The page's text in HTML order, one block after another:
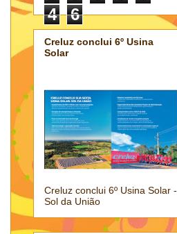
4
6
Creluz conclui 6º Usina
Solar
Creluz conclui 6º Usina Solar -
Sol da União